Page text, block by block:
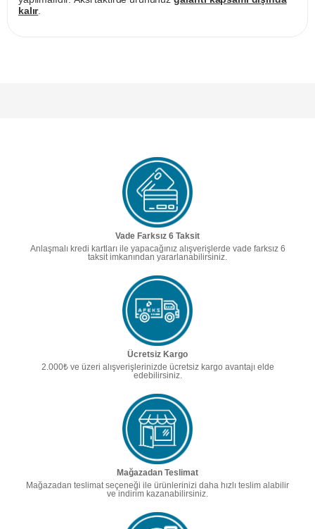
kalır.
Vade Farksız 6 Taksit
Anlaşmalı kredi kartları ile yapacağınız alışverişlerde vade farksız 6
taksit imkanından yararlanabilirsiniz.
Ücretsiz Kargo
2.000₺ ve üzeri alışverişlerinizde ücretsiz kargo avantajı elde
edebilirsiniz.
Mağazadan Teslimat
Mağazadan teslimat seçeneği ile ürünlerinizi daha hızlı teslim alabilir
ve indirim kazanabilirsiniz.